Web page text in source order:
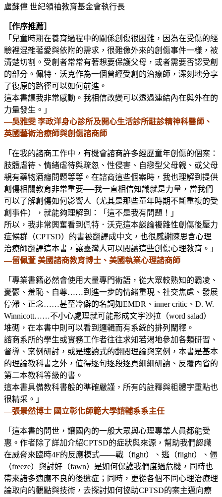
盧蘇偉 世紀領袖教育基金會執行長
［作序推薦］
「兒童時期在養育過程中的關係創傷很困難，因為在受傷的經
驗裡混雜著愛與依附的需求，很難像外來的創傷事件一樣，被
清楚切割。受創者常常有著想要保護父母，或者需要否認受創
的部分。佩特．沃克作為一個曾經受創的治療師，深刻地分享
了復原的路徑可以如何前進。
這本書讓我非常感動。我相信改變可以透過連結內在與外在的
力量發生。」
—吳雅雯 李政洋身心診所及開心生活診所駐診精神科醫師、
英國藝術治療師與創傷諮商師
「在我的諮商工作中，有機會諮商許多經歷童年創傷的個案：
肢體虐待、情緒虐待與疏忽、性侵害、自戀型父母親、或父母
親有藥物酒癮問題等等。在諮商這些個案時，我也理解到提供
創傷相關教育非常重要──我一直相信知識就是力量，當我們
可以了解創傷如何影響人（尤其是那些童年時期不斷重複的受
創事件），就能夠理解到：「這不是我有問題！」
所以，我非常興奮看到佩特．沃克這本談論複雜性創傷後壓力
症候群（CPTSD）的書被翻譯成中文，也很感謝陳思含心理
治療師翻譯這本書，讓臺灣人可以閱讀這些創傷心理教育。」
—留佩萱 美國諮商教育博士、美國執業心理諮商師
「專業書籍必然會使用大量專門術語，從大眾較熟知的霸凌、
憂鬱、羞恥、自尊……到進一步的情緒重現、社交焦慮、發展
停滯、正念……甚至冷僻的名詞如EMDR、inner critic、D. W.
Winnicott……不小心處理就可能形成文字沙拉（word salad）
堆砌，在本書中則可以看到邏輯而有系統的排列闡釋。
諮商系所的學生或實務工作者往往求知若渴地參加各類研習、
督導、案例研討，或是速讀式的翻閱理論與案例，本書是基本
的理論教科書之外，值得逐句逐段逐頁細細研讀、反覆內省的
第二本教科等級的書。
這本書具備教科書般的準確嚴謹，所有的註釋與粗體字重點也
很精采。」
—張景然博士 國立彰化師範大學諮輔系系主任
「這本書的問世，讓國內的一般大眾與心理專業人員都能受
惠。作者除了詳加介紹CPTSD的症狀與來源，幫助我們認識
在威脅來臨時4F的反應模式——戰（fight）、逃（flight）、僵
（freeze）與討好（fawn）是如何保護我們度過危機，同時也
帶來諸多適應不良的後遺症；同時，更從各個不同心理治療理
論取向的觀點與技術，去探討如何協助CPTSD的案主邁向療